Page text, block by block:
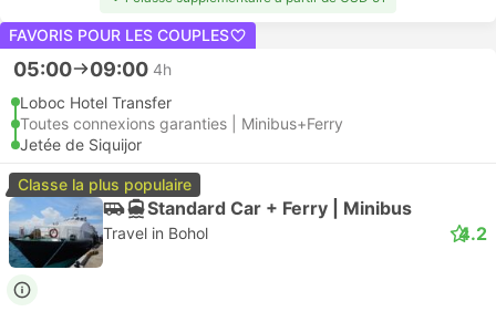
FAVORIS POUR LES COUPLES
05:00 09:00 4h
Loboc Hotel Transfer
Toutes connexions garanties | Minibus+Ferry
Jetée de Siquijor
Classe la plus populaire
Standard Car + Ferry | Minibus
Travel in Bohol 4.2